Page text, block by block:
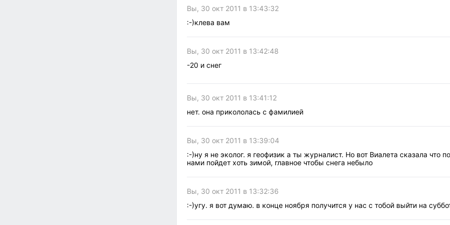
Вы, 30 окт 2011 в 13:43:32
:-)клева вам
Вы, 30 окт 2011 в 13:42:48
-20 и снег
Вы, 30 окт 2011 в 13:41:12
нет. она прикололась с фамилией
Вы, 30 окт 2011 в 13:39:04
:-)ну я не эколог. я геофизик а ты журналист. Но вот Виалета сказала что
нами пойдет хоть зимой, главное чтобы снега небыло
Вы, 30 окт 2011 в 13:32:36
:-)угу. я вот думаю. в конце ноября получится у нас с тобой выйти на